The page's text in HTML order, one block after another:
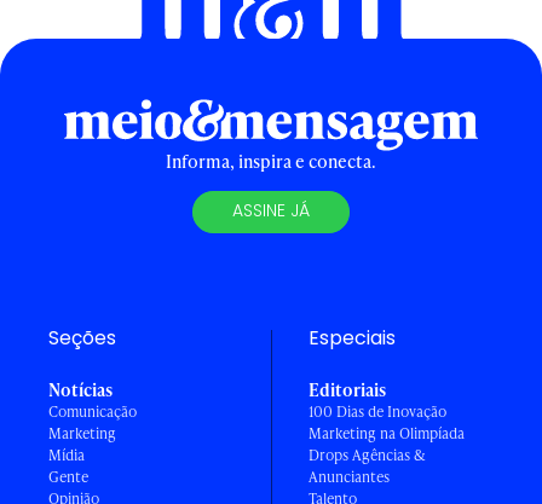
Informa, inspira e conecta.
ASSINE JÁ
Seções
Notícias
Comunicação
Marketing
Mídia
Gente
Opinião
Especiais
Editoriais
100 Dias de Inovação
Marketing na Olimpíada
Drops Agências &
Anunciantes
Talento